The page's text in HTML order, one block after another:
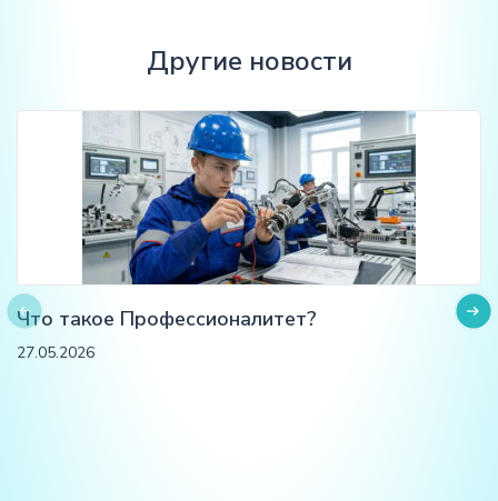
Другие новости
Что такое Профессионалитет?
27.05.2026